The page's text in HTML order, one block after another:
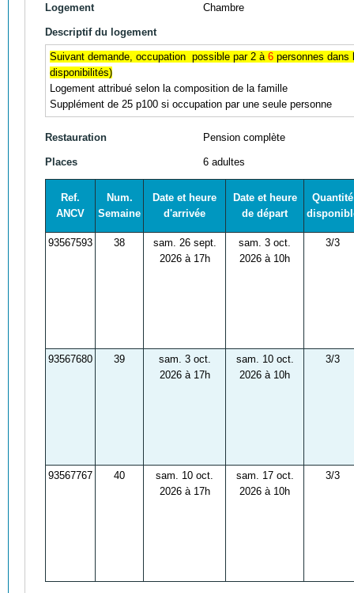
Logement Chambre
Descriptif du logement
Suivant demande, occupation possible par 2 à 6 personnes dans
disponibilités)
Logement attribué selon la composition de la famille
Supplément de 25 p100 si occupation par une seule personne
Restauration Pension complète
Places 6 adultes
Ref.
ANCV
Num.
Semaine
Date et heure
d'arrivée
Date et heure
de départ
Quantité
93567593 38
sam. 26 sept.
2026 à 17h
sam. 3 oct.
2026 à 10h
3/3
93567680 39
sam. 3 oct.
2026 à 17h
sam. 10 oct.
2026 à 10h
3/3
93567767 40
sam. 10 oct.
2026 à 17h
sam. 17 oct.
2026 à 10h
3/3